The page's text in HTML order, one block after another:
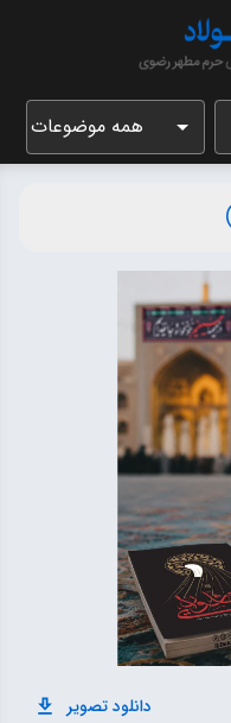
همه موضوعات
دانلود تصویر